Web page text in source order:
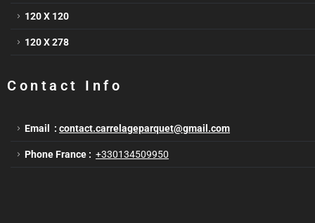
120 X 120
120 X 278
Contact Info
Email : contact.carrelageparquet@gmail.com
Phone France : +330134509950